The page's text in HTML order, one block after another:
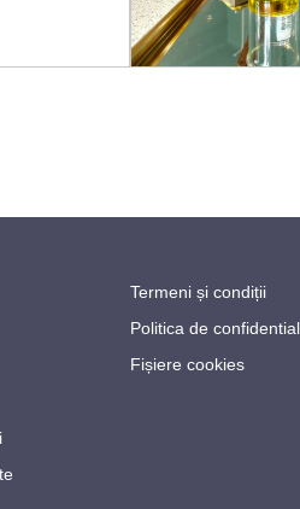
Termeni și condiții
Politica de
Fișiere cookies